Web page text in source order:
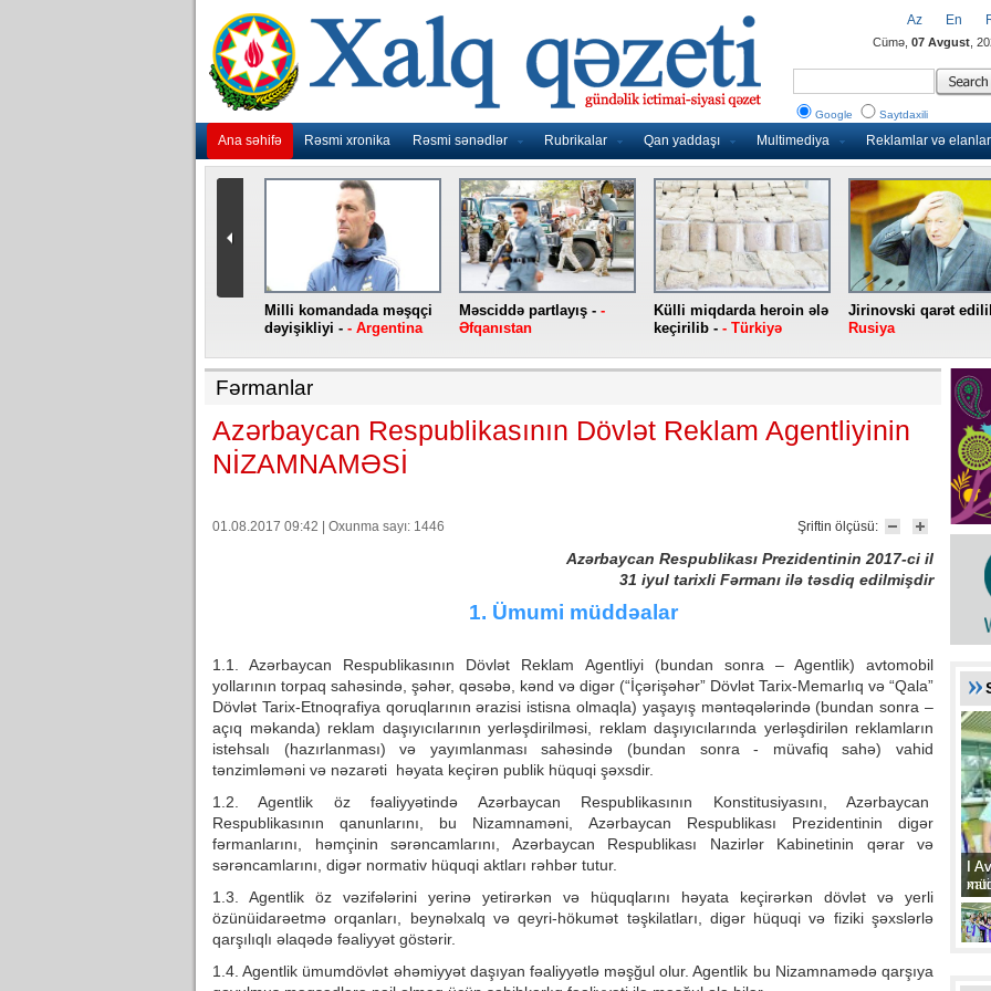
Ana səhifə Rəsmi xronika Rəsmi sənədlər Rubrikalar Qan yaddaşı Multimediya Reklamlar və elanlar
Az En
Cümə, 07 Avgust ,
Google Saytdaxili
Milli komandada məşqçi
dəyişikliyi - - Argentina
Məsciddə partlayış - -
Əfqanıstan
Külli miqdarda heroin ələ
keçirilib - - Türkiyə
Jirinovski qarət
Rusiya
Fərmanlar
Azərbaycan Respublikasının Dövlət Reklam Agentliyinin
NİZAMNAMƏSİ
Şriftin ölçüsü:
01.08.2017 09:42 | Oxunma sayı: 1446
Azərbaycan Respublikası Prezidentinin 2017-ci il
31 iyul tarixli Fərmanı ilə təsdiq edilmişdir
1. Ümumi müddəalar
1.1. Azərbaycan Respublikasının Dövlət Reklam Agentliyi (bundan sonra – Agentlik) avtomobil
yollarının torpaq sahəsində, şəhər, qəsəbə, kənd və digər (“İçərişəhər” Dövlət Tarix-Memarlıq və “Qala”
Dövlət Tarix-Etnoqrafiya qoruqlarının ərazisi istisna olmaqla) yaşayış məntəqələrində (bundan sonra –
açıq məkanda) reklam daşıyıcılarının yerləşdirilməsi, reklam daşıyıcılarında yerləşdirilən reklamların
istehsalı (hazırlanması) və yayımlanması sahəsində (bundan sonra - müvafiq sahə) vahid
tənzimləməni və nəzarəti həyata keçirən publik hüquqi şəxsdir.
1.2. Agentlik öz fəaliyyətində Azərbaycan Respublikasının Konstitusiyasını, Azərbaycan
Respublikasının qanunlarını, bu Nizamnaməni, Azərbaycan Respublikası Prezidentinin digər
fərmanlarını, həmçinin sərəncamlarını, Azərbaycan Respublikası Nazirlər Kabinetinin qərar və
sərəncamlarını, digər normativ hüquqi aktları rəhbər tutur.
1.3. Agentlik öz vəzifələrini yerinə yetirərkən və hüquqlarını həyata keçirərkən dövlət və yerli
özünüidarəetmə orqanları, beynəlxalq və qeyri-hökumət təşkilatları, digər hüquqi və fiziki şəxslərlə
qarşılıqlı əlaqədə fəaliyyət göstərir.
1.4. Agentlik ümumdövlət əhəmiyyət daşıyan fəaliyyətlə məşğul olur. Agentlik bu Nizamnamədə qarşıya
II